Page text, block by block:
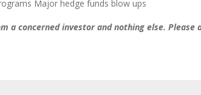
a concerned investor and nothing else. Please